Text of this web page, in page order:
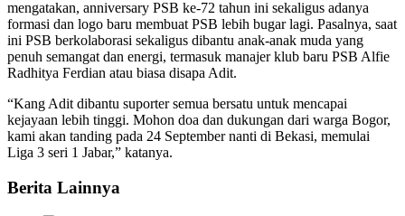
mengatakan, anniversary PSB ke-72 tahun ini sekaligus adanya
formasi dan logo baru membuat PSB lebih bugar lagi. Pasalnya, saat
ini PSB berkolaborasi sekaligus dibantu anak-anak muda yang
penuh semangat dan energi, termasuk manajer klub baru PSB Alfie
Radhitya Ferdian atau biasa disapa Adit.
“Kang Adit dibantu suporter semua bersatu untuk mencapai
kejayaan lebih tinggi. Mohon doa dan dukungan dari warga Bogor,
kami akan tanding pada 24 September nanti di Bekasi, memulai
Liga 3 seri 1 Jabar,” katanya.
Berita Lainnya